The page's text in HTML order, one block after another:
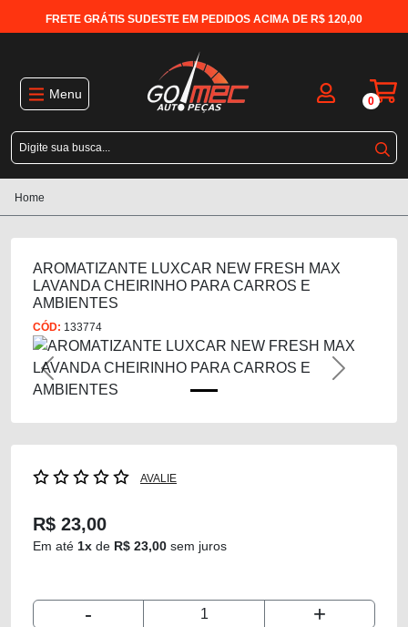
FRETE GRÁTIS SUDESTE EM PEDIDOS ACIMA DE R$ 120,00
Menu 0
Home
AROMATIZANTE LUXCAR NEW FRESH MAX
LAVANDA CHEIRINHO PARA CARROS E
AMBIENTES
CÓD: 133774
Previous Next
AVALIE
R$ 23,00
Em até 1x de R$ 23,00 sem juros
- +